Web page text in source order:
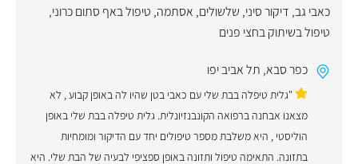
כאבי גב, דיקור סיני, שלשולים, אסתמה, טיפול באף סתום כרוני,
טיפול בשיתוק בחצי פנים
כפר סבא, תל אביב יפו
"גלית טיפלה בבת שלי עם כאבי בטן שהיו לה באופן קבוע , לא
מצאנו אבחנה ברפואה הקונבנזיונלית. גלית טיפלה בבת שלי באופן
הוליסטי , היא משלבת מספר טיפולים יחד עם הדיקור ומומחיות
בתזונה. התאימה טיפול ותזונה באופן ספציפי לבעיה של הבת שלי. היא